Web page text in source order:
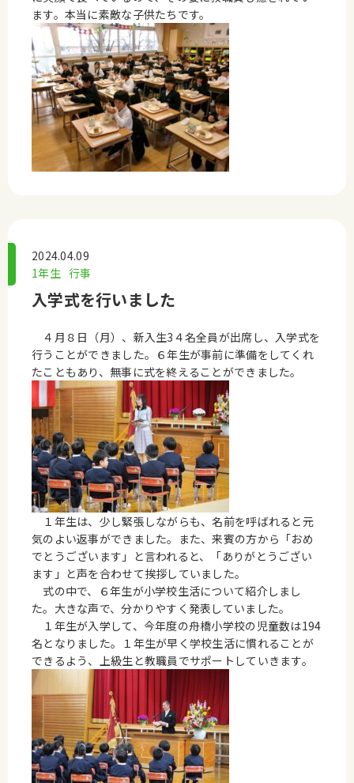
ます。本当に素敵な子供たちです。
2024.04.09
1年生 行事
入学式を行いました
４月８日（月）、新入生3４名全員が出席し、入学式を
行うことができました。６年生が事前に準備をしてくれ
たこともあり、無事に式を終えることができました。
１ 年生は、少し緊張しながらも、名前を呼ばれると元
気のよい返事ができました。また、来賓の方から「おめ
でとうございます」と言われると、「ありがとうござい
ます」と声を合わせて挨拶していました。
式の中で、６年生が小学校生活について紹介しまし
た。大きな声で、分かりやすく発表していました。
１年生が入学して、今年度の舟橋小学校の児童数は194
名となりました。１年生が早く学校生活に慣れることが
できるよう、上級生と教職員でサポートしていきます。